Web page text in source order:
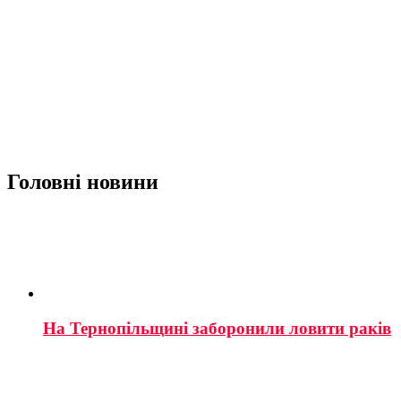
Головні новини
На Тернопільщині заборонили ловити раків